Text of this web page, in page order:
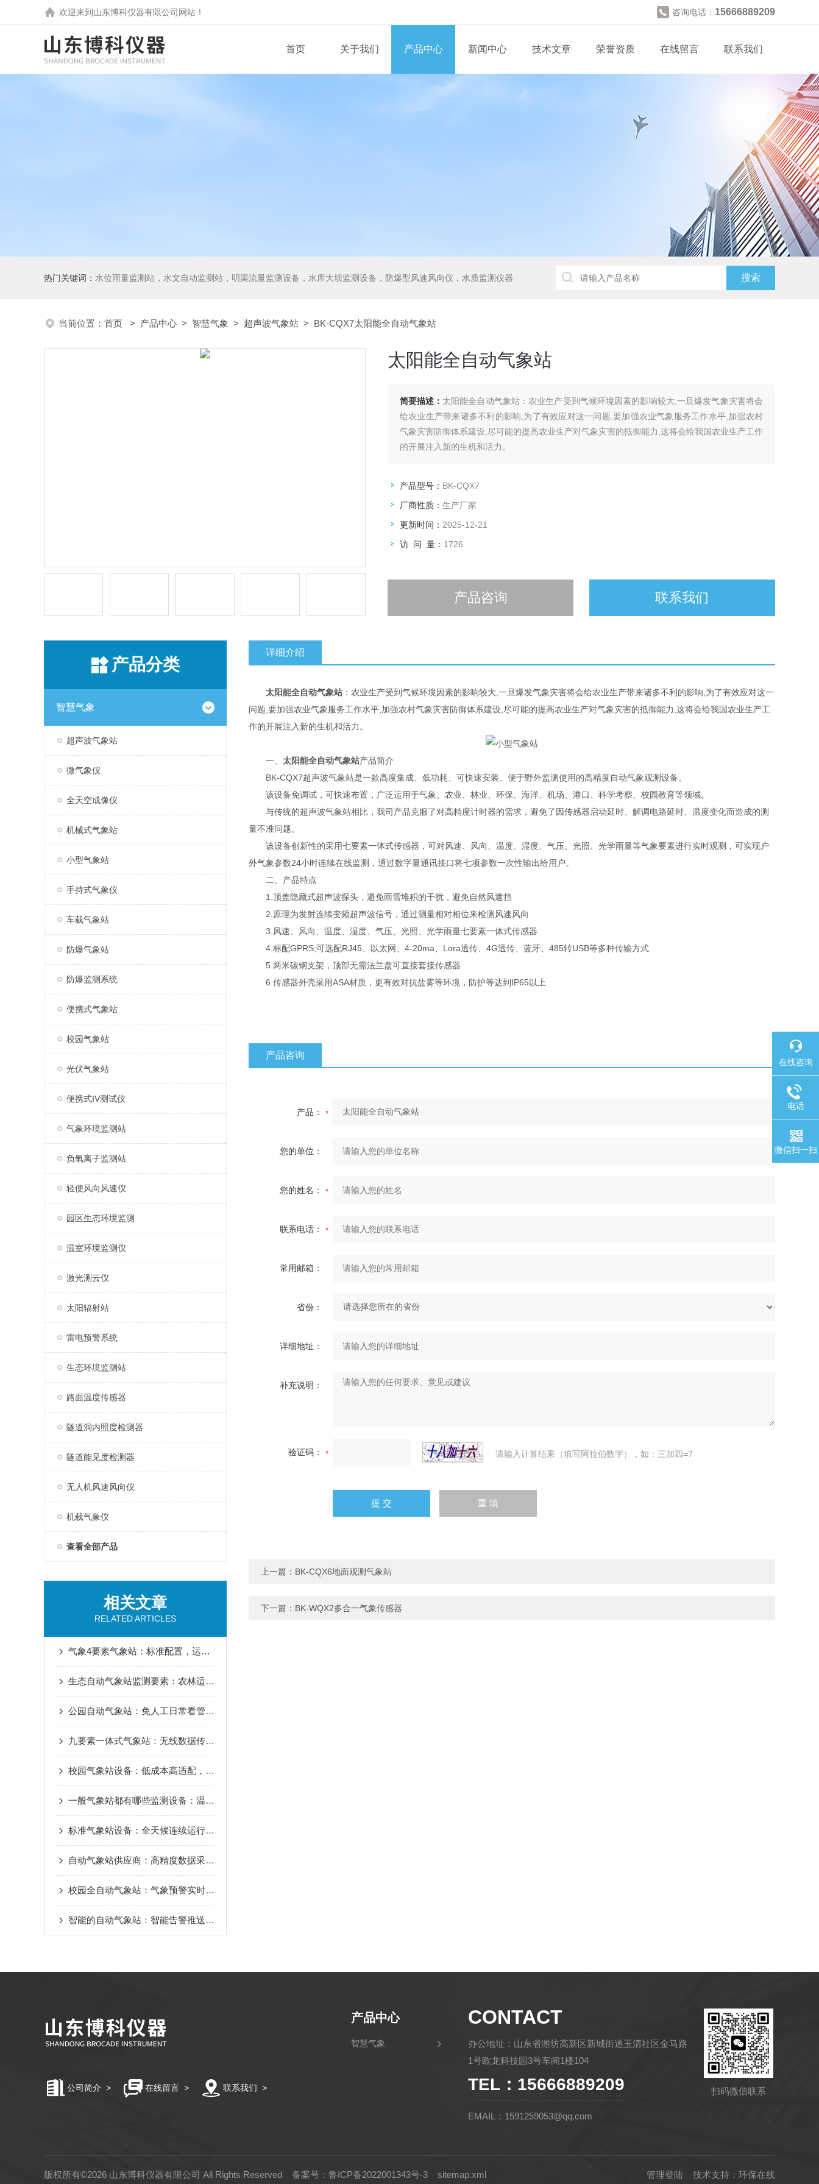
欢迎来到 山东博科仪器有限公司 网站！ 咨询电话： 15666889209
首页 关于我们 产品中心 新闻中心 技术文章 荣誉资质 在线留言 联系我们
热门关键词： 水位雨量监测站，水文自动监测站，明渠流量监测设备，水库大坝监测设备，防爆型风速风向仪，水质监测仪器
当前位置： 首页 > 产品中心 > 智慧气象 > 超声波气象站 > BK-CQX7太阳能全自动气象站
太阳能全自动气象站
简要描述： 太阳能全自动气象站：农业生产受到气候环境因素的影响较大,一旦爆发气象灾害将会
给农业生产带来诸多不利的影响,为了有效应对这一问题,要加强农业气象服务工作水平,加强农村
气象灾害防御体系建设,尽可能的提高农业生产对气象灾害的抵御能力,这将会给我国农业生产工作
的开展注入新的生机和活力。
产品型号： BK-CQX7
厂商性质： 生产厂家
更新时间： 2025-12-21
访 问 量： 1726
产品咨询 联系我们
产品分类
智慧气象
超声波气象站
微气象仪
全天空成像仪
机械式气象站
小型气象站
手持式气象仪
车载气象站
防爆气象站
防爆监测系统
便携式气象站
校园气象站
光伏气象站
便携式IV测试仪
气象环境监测站
负氧离子监测站
轻便风向风速仪
园区生态环境监测
温室环境监测仪
激光测云仪
太阳辐射站
雷电预警系统
生态环境监测站
路面温度传感器
隧道洞内照度检测器
隧道能见度检测器
无人机风速风向仪
机载气象仪
查看全部产品
相关文章
RELATED ARTICLES
气象4要素气象站：标准配置，运维简单，户外气候仪器
生态自动气象站监测要素：农林适配，多维统计，气候变化追踪
公园自动气象站：免人工日常看管，节省运维成本
九要素一体式气象站：无线数据传输，云端实时查看
校园气象站设备：低成本高适配，校园气象站建设方案
一般气象站都有哪些监测设备：温湿度风速风向，降雨量实时监测
标准气象站设备：全天候连续运行，抗干扰数据传输
自动气象站供应商：高精度数据采集，毫秒级数据传输
校园全自动气象站：气象预警实时推送，校园安全防护升级
智能的自动气象站：智能告警推送，提升数据响应效率
详细介绍
太阳能全自动气象站 ：农业生产受到气候环境因素的影响较大,一旦爆发气象灾害将会给农业生产带来诸多不利的影响,为了有效应对这一
问题,要加强农业气象服务工作水平,加强农村气象灾害防御体系建设,尽可能的提高农业生产对气象灾害的抵御能力,这将会给我国农业生产工
作的开展注入新的生机和活力。
一、 太阳能全自动气象站产品简介
BK-CQX7超声波气象站是一款高度集成、低功耗、可快速安装、便于野外监测使用的高精度自动气象观测设备。
该设备免调试，可快速布置，广泛运用于气象、农业、林业、环保、海洋、机场、港口、科学考察、校园教育等领域。
与传统的超声波气象站相比，我司产品克服了对高精度计时器的需求，避免了因传感器启动延时、解调电路延时、温度变化而造成的测
量不准问题。
该设备创新性的采用七要素一体式传感器，可对风速、风向、温度、湿度、气压、光照、光学雨量等气象要素进行实时观测，可实现户
外气象参数24小时连续在线监测，通过数字量通讯接口将七项参数一次性输出给用户。
二、产品特点
1.顶盖隐藏式超声波探头，避免雨雪堆积的干扰，避免自然风遮挡
2.原理为发射连续变频超声波信号，通过测量相对相位来检测风速风向
3.风速、风向、温度、湿度、气压、光照、光学雨量七要素一体式传感器
4.标配GPRS;可选配RJ45、以太网、4-20ma、Lora透传、4G透传、蓝牙、485转USB等多种传输方式
5.两米碳钢支架，顶部无需法兰盘可直接套接传感器
6.传感器外壳采用ASA材质，更有效对抗盐雾等环境，防护等达到IP65以上
产品咨询
产品：
您的单位：
您的姓名：
联系电话：
常用邮箱：
省份：
详细地址：
补充说明：
验证码： 请输入计算结果（填写阿拉伯数字），如：三加四=7
上一篇： BK-CQX6地面观测气象站
下一篇： BK-WQX2多合一气象传感器
公司简介 > 在线留言 > 联系我们 >
产品中心
智慧气象
CONTACT
办公地址：山东省潍坊高新区新城街道玉清社区金马路
1号欧龙科技园3号车间1楼104
TEL：15666889209
EMAIL：1591259053@qq.com
扫码微信联系
版权所有©2026 山东博科仪器有限公司 All Rights Reserved 备案号：鲁ICP备2022001343号-3 sitemap.xml 管理登陆 技术支持： 环保在线
在线咨询
电话
微信扫一扫